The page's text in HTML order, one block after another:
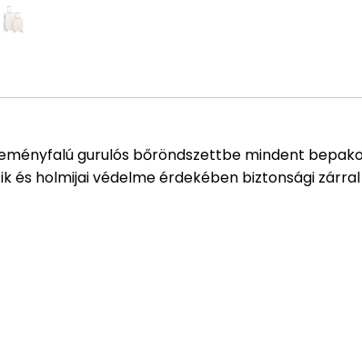
gurulós bőröndszettbe mindent
és holmijai védelme érdekében biztonsági